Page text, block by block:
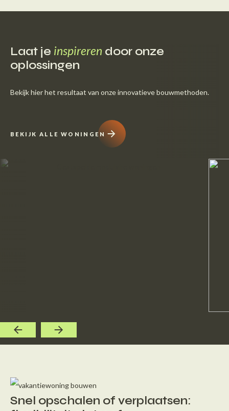
Laat je inspireren door onze
oplossingen
Bekijk hier het resultaat van onze innovatieve bouwmethoden.
BEKIJK ALLE WONINGEN
Snel opschalen of verplaatsen: